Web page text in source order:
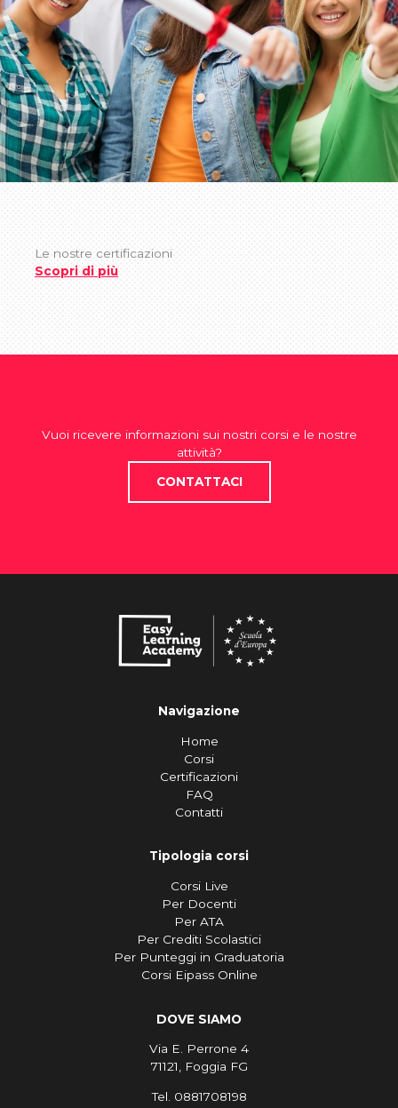
Le nostre certificazioni
Scopri di più
Vuoi ricevere informazioni sui nostri corsi e le nostre
attività?
CONTATTACI
Navigazione
Home
Corsi
Certificazioni
FAQ
Contatti
Tipologia corsi
Corsi Live
Per Docenti
Per ATA
Per Crediti Scolastici
Per Punteggi in Graduatoria
Corsi Eipass Online
DOVE SIAMO
Via E. Perrone 4
71121, Foggia FG
Tel. 0881708198